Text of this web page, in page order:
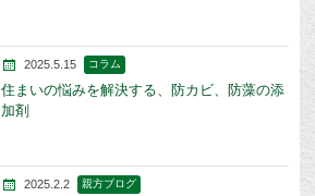
2025.5.15 コラム
住まいの悩みを解決する、防カビ、防藻の添
加剤
2025.2.2 親方ブログ